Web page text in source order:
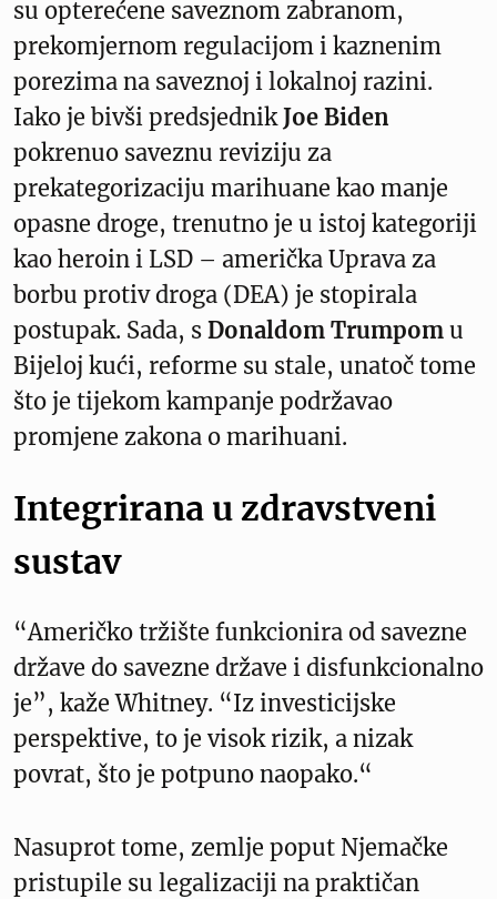
su opterećene saveznom zabranom,
prekomjernom regulacijom i kaznenim
porezima na saveznoj i lokalnoj razini.
Iako je bivši predsjednikJoe Biden
pokrenuo saveznu reviziju za
prekategorizaciju marihuane kao manje
opasne droge, trenutno je u istoj kategoriji
kao heroin i LSD – američka Uprava za
borbu protiv droga (DEA) je stopirala
postupak. Sada, s Donaldom Trumpom u
Bijeloj kući, reforme su stale, unatoč tome
što je tijekom kampanje podržavao
promjene zakona o marihuani.
Integrirana u zdravstveni
sustav
“Američko tržište funkcionira od savezne
države do savezne države i disfunkcionalno
je”, kaže Whitney. “Iz investicijske
perspektive, to je visok rizik, a nizak
povrat, što je potpuno naopako.“
Nasuprot tome, zemlje poput Njemačke
pristupile su legalizaciji na praktičan